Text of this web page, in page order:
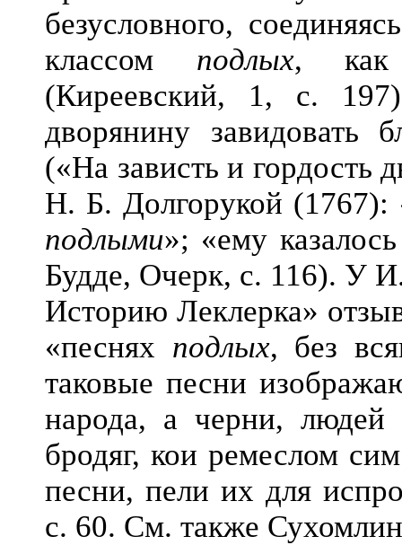
безусловного,
классом подлых, как
(Киреевский, 1, с.
дворянину завидовать
(«На зависть и гордость
Н. Б. Долгорукой (1767):
подлыми»; «ему
Будде, Очерк, с. 116). У
Историю Леклерка»
«песнях подлых, без
таковые песни
народа, а черни, людей
бродяг, кои ремеслом
песни, пели их для
с. 60. См. также